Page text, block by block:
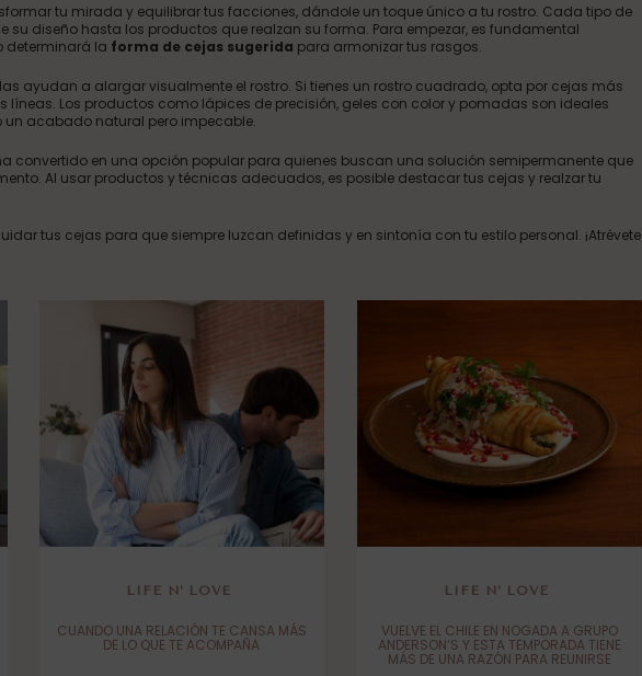
tu mirada y equilibrar tus facciones, dándole un toque único a tu rostro. Cada tipo de
su diseño hasta los productos que realzan su forma. Para empezar, es fundamental
determinará la forma de cejas sugerida para armonizar tus rasgos.
ayudan a alargar visualmente el rostro. Si tienes un rostro cuadrado, opta por cejas más
Los productos como lápices de precisión, geles con color y pomadas son ideales
un acabado natural pero impecable.
convertido en una opción popular para quienes buscan una solución semipermanente que
Al usar productos y técnicas adecuados, es posible destacar tus cejas y realzar tu
tus cejas para que siempre luzcan definidas y en sintonía con tu estilo personal. ¡Atrévete
LIFE N’ LOVE
CUANDO UNA RELACIÓN TE CANSA MÁS
DE LO QUE TE ACOMPAÑA
LIFE N’ LOVE
VUELVE EL CHILE EN NOGADA A GRUPO
ANDERSON’S Y ESTA TEMPORADA TIENE
MÁS DE UNA RAZÓN PARA REUNIRSE